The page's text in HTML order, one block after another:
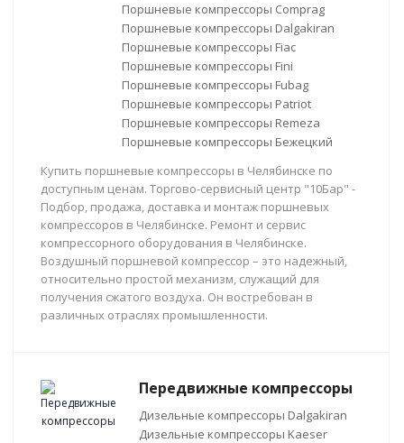
Поршневые компрессоры Comprag
Поршневые компрессоры Dalgakiran
Поршневые компрессоры Fiac
Поршневые компрессоры Fini
Поршневые компрессоры Fubag
Поршневые компрессоры Patriot
Поршневые компрессоры Remeza
Поршневые компрессоры Бежецкий
Купить поршневые компрессоры в Челябинске по
доступным ценам. Торгово-сервисный центр "10Бар" -
Подбор, продажа, доставка и монтаж поршневых
компрессоров в Челябинске. Ремонт и сервис
компрессорного оборудования в Челябинске.
Воздушный поршневой компрессор – это надежный,
относительно простой механизм, служащий для
получения сжатого воздуха. Он востребован в
различных отраслях промышленности.
Передвижные компрессоры
Дизельные компрессоры Dalgakiran
Дизельные компрессоры Kaeser